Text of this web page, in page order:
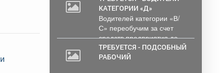
КАТЕГОРИИ «Д»
Водителей категории «В/
С» переобучим за счет
средств предприятия до...
ТРЕБУЕТСЯ - ПОДСОБНЫЙ
РАБОЧИЙ